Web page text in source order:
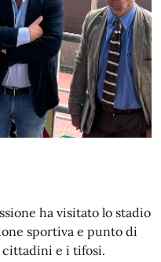
ha visitato lo stadio
sportiva e punto di
e i tifosi.